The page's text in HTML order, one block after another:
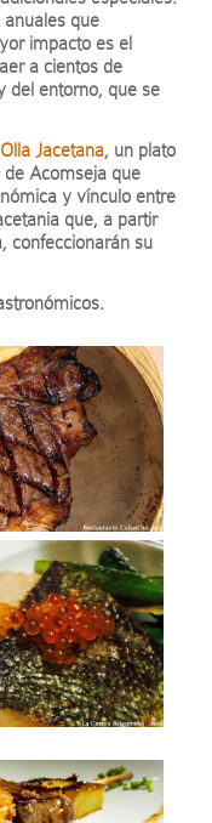
anuales que
impacto es el
a cientos de
del entorno, que se
Olla Jacetana, un plato
Acomseja que
y vínculo entre
que, a partir
confeccionarán su